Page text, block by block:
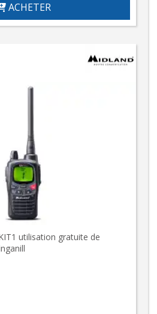
ACHETER
utilisation gratuite de